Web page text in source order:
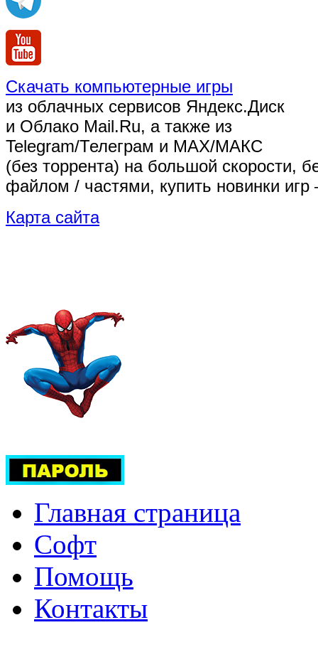
Скачать компьютерные игры
из облачных сервисов Яндекс.Диск
и Облако Mail.Ru, а также из
Telegram/Телеграм и MAX/МАКС
(без торрента) на большой скорости,
файлом / частями, купить новинки
Карта сайта
Главная страница
Софт
Помощь
Контакты